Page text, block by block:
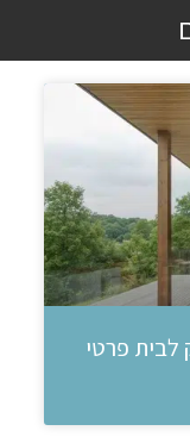
לבית פרטי